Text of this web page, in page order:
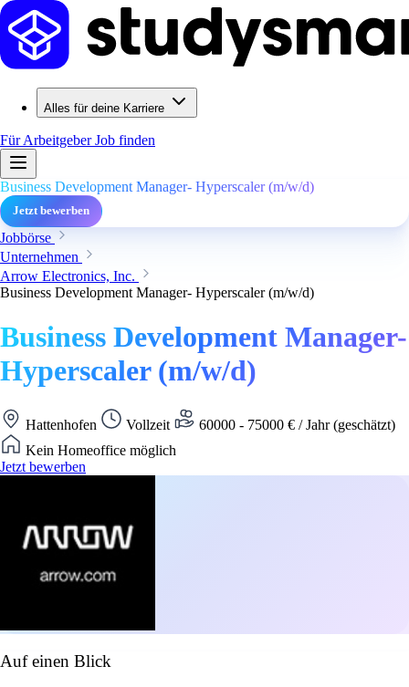
Alles für deine Karriere
Für ArbeitgeberJob finden
Business Development Manager- Hyperscaler (m/w/d)
Jetzt bewerben
Jobbörse
Unternehmen
Arrow Electronics, Inc.
Business Development Manager- Hyperscaler (m/w/d)
Business Development Manager-
Hyperscaler (m/w/d)
Hattenhofen Vollzeit
60000 - 75000 € / Jahr (geschätzt)
Kein Homeoffice möglich
Jetzt bewerben
Auf einen Blick